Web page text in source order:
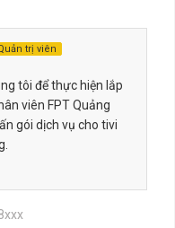
trị viên
tôi để thực hiện lắp
viên FPT Quảng
gói dịch vụ cho tivi